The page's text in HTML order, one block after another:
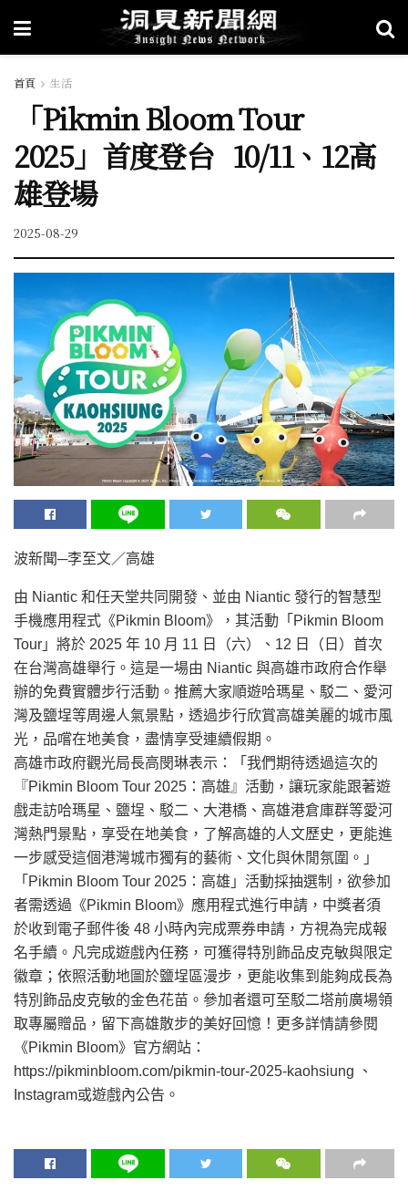
首頁 生活
「Pikmin Bloom Tour
2025」首度登台 10/11、12高
雄登場
2025-08-29
波新聞─李至文／高雄
由 Niantic 和任天堂共同開發、並由 Niantic 發行的智慧型
手機應用程式《Pikmin Bloom》，其活動「Pikmin Bloom
Tour」將於 2025 年 10 月 11 日（六）、12 日（日）首次
在台灣高雄舉行。這是一場由 Niantic 與高雄市政府合作舉
辦的免費實體步行活動。推薦大家順遊哈瑪星、駁二、愛河
灣及鹽埕等周邊人氣景點，透過步行欣賞高雄美麗的城市風
光，品嚐在地美食，盡情享受連續假期。
高雄市政府觀光局長高閔琳表示：「我們期待透過這次的
『Pikmin Bloom Tour 2025：高雄』活動，讓玩家能跟著遊
戲走訪哈瑪星、鹽埕、駁二、大港橋、高雄港倉庫群等愛河
灣熱門景點，享受在地美食，了解高雄的人文歷史，更能進
一步感受這個港灣城市獨有的藝術、文化與休閒氛圍。」
「Pikmin Bloom Tour 2025：高雄」活動採抽選制，欲參加
者需透過《Pikmin Bloom》應用程式進行申請，中獎者須
於收到電子郵件後 48 小時內完成票券申請，方視為完成報
名手續。凡完成遊戲內任務，可獲得特別飾品皮克敏與限定
徽章；依照活動地圖於鹽埕區漫步，更能收集到能夠成長為
特別飾品皮克敏的金色花苗。參加者還可至駁二塔前廣場領
取專屬贈品，留下高雄散步的美好回憶！更多詳情請參閱
《Pikmin Bloom》官方網站：
https://pikminbloom.com/pikmin-tour-2025-kaohsiung 、
Instagram或遊戲內公告。